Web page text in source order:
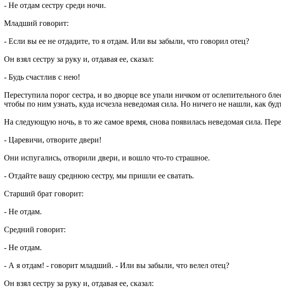
- Не отдам сестру среди ночи.
Младший говорит:
- Если вы ее не отдадите, то я отдам. Или вы забыли, что говорил отец?
Он взял сестру за руку и, отдавая ее, сказал:
- Будь счастлив с нею!
Переступила порог сестра, и во дворце все упали ничком от ослепительного
чтобы по ним узнать, куда исчезла неведомая сила. Но ничего не нашли, как
На следующую ночь, в то же самое время, снова появилась неведомая сила.
- Царевичи, отворите двери!
Они испугались, отворили двери, и вошло что-то страшное.
- Отдайте вашу среднюю сестру, мы пришли ее сватать.
Старший брат говорит:
- Не отдам.
Средний говорит:
- Не отдам.
- А я отдам! - говорит младший. - Или вы забыли, что велел отец?
Он взял сестру за руку и, отдавая ее, сказал: